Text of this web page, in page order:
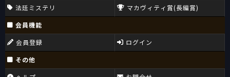
法廷ミステリ
マカヴィティ賞(長編賞)
会員機能
会員登録
ログイン
その他